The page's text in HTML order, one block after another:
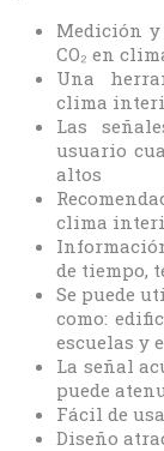
Medición
CO₂ en
Una
clima
Las
usuario
altos
clima
de tiempo,
Se puede
como:
escuelas y
La señal
puede
Fácil de
Diseño